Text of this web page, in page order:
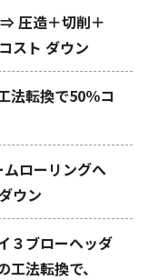
圧造＋切削＋
スト ダウン
法転換で50％コ
ローリングへ
ウン
３ブローヘッダ
法転換で、